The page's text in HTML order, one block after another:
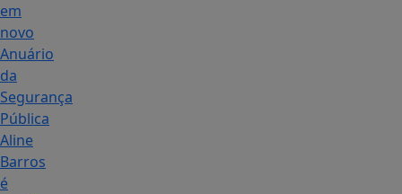
em
novo
Anuário
da
Segurança
Pública
Aline
Barros
é